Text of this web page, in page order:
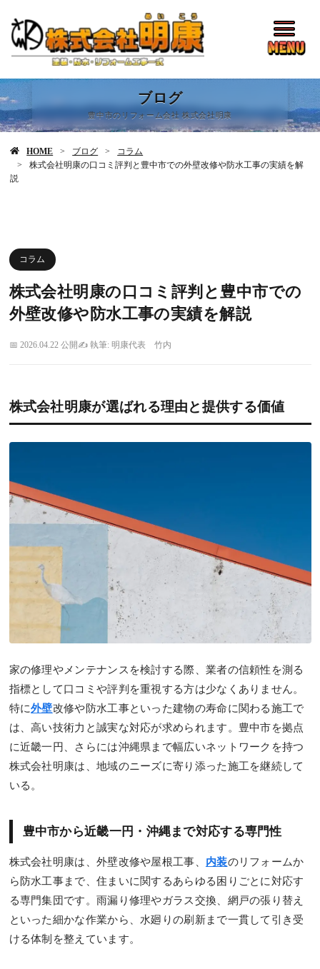
ブログ
豊中市のリフォーム会社 株式会社明康
HOME ブログ
コラム
株式会社明康の口コミ評判と豊中市での外壁改修や防水工事の実績を解
説
コラム
株式会社明康の口コミ評判と豊中市での
外壁改修や防水工事の実績を解説
2026.04.22 公開 執筆: 明康代表 竹内
株式会社明康が選ばれる理由と提供する価値
家の修理やメンテナンスを検討する際、業者の信頼性を測る
指標として口コミや評判を重視する方は少なくありません。
特に外壁改修や防水工事といった建物の寿命に関わる施工で
は、高い技術力と誠実な対応が求められます。豊中市を拠点
に近畿一円、さらには沖縄県まで幅広いネットワークを持つ
株式会社明康は、地域のニーズに寄り添った施工を継続して
いる。
豊中市から近畿一円・沖縄まで対応する専門性
株式会社明康は、外壁改修や屋根工事、 内装のリフォームか
ら防水工事まで、住まいに関するあらゆる困りごとに対応す
る専門集団です。雨漏り修理やガラス交換、網戸の張り替え
といった細かな作業から、水廻りの刷新まで一貫して引き受
ける体制を整えています。